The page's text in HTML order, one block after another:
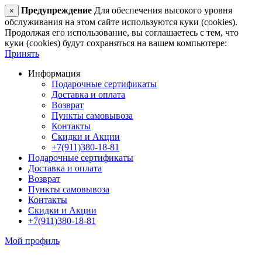
× Предупреждение Для обеспечения высокого уровня
обслуживания на этом сайте используются куки (cookies).
Продолжая его использование, вы соглашаетесь с тем, что
куки (cookies) будут сохраняться на вашем компьютере:
Принять
Информация
Подарочные сертификаты
Доставка и оплата
Возврат
Пункты самовывоза
Контакты
Скидки и Акции
+7(911)380-18-81
Подарочные сертификаты
Доставка и оплата
Возврат
Пункты самовывоза
Контакты
Скидки и Акции
+7(911)380-18-81
Мой профиль